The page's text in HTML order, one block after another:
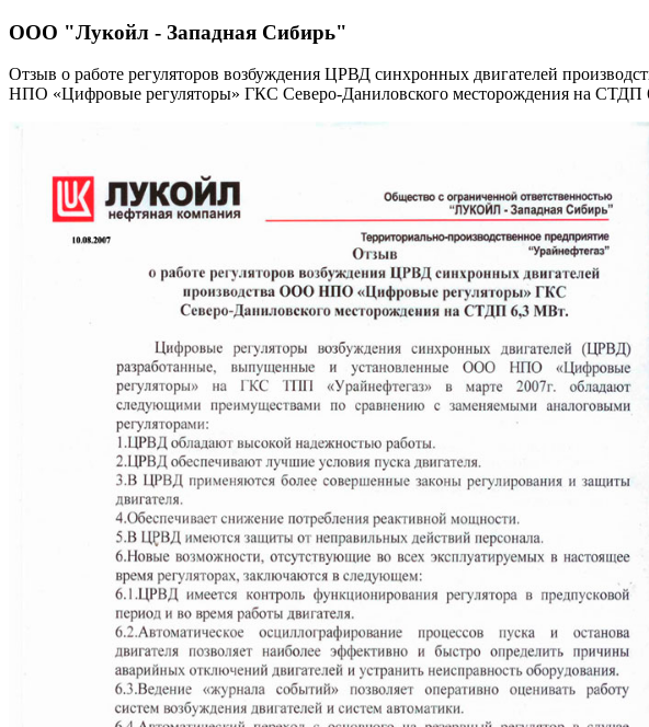
ООО "Лукойл - Западная Сибирь"
Отзыв о работе регуляторов возбуждения ЦРВД синхронных двигателей
НПО «Цифровые регуляторы» ГКС Северо-Даниловского месторождения на